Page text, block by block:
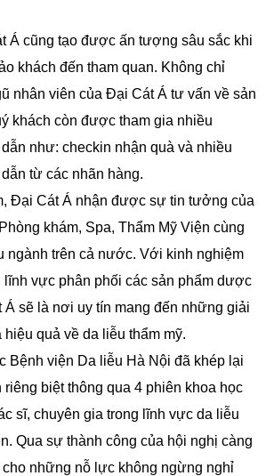
Á cũng tạo được ấn tượng sâu sắc khi
khách đến tham quan. Không chỉ
nhân viên của Đại Cát Á tư vấn về sản
khách còn được tham gia nhiều
như: checkin nhận quà và nhiều
từ các nhãn hàng.
Đại Cát Á nhận được sự tin tưởng của
khám, Spa, Thẩm Mỹ Viện cùng
ngành trên cả nước. Với kinh nghiệm
lĩnh vực phân phối các sản phẩm dược
Á sẽ là nơi uy tín mang đến những giải
hiệu quả về da liễu thẩm mỹ.
Bệnh viện Da liễu Hà Nội đã khép lại
biệt thông qua 4 phiên khoa học
sĩ, chuyên gia trong lĩnh vực da liễu
Qua sự thành công của hội nghị càng
những nỗ lực không ngừng nghỉ